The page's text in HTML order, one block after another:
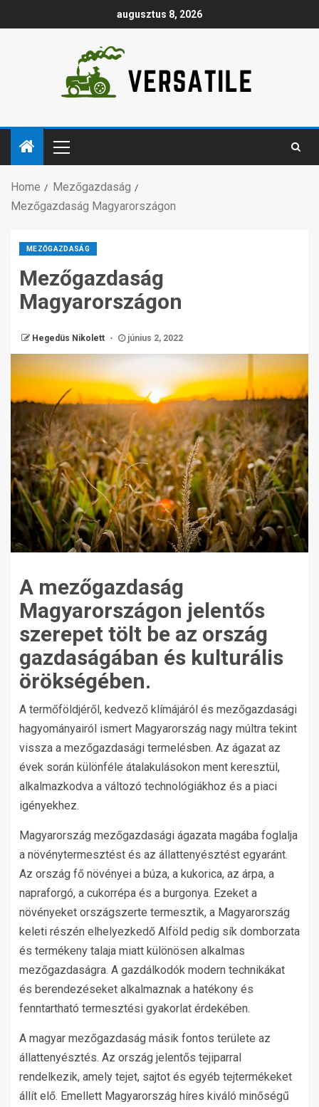
augusztus 8, 2026
Home
Mezőgazdaság
Mezőgazdaság Magyarországon
MEZŐGAZDASÁG
Mezőgazdaság
Magyarországon
Hegedüs Nikolett június 2, 2022
A mezőgazdaság
Magyarországon jelentős
szerepet tölt be az ország
gazdaságában és kulturális
örökségében.
A termőföldjéről, kedvező klímájáról és mezőgazdasági
hagyományairól ismert Magyarország nagy múltra tekint
vissza a mezőgazdasági termelésben. Az ágazat az
évek során különféle átalakulásokon ment keresztül,
alkalmazkodva a változó technológiákhoz és a piaci
igényekhez.
Magyarország mezőgazdasági ágazata magába foglalja
a növénytermesztést és az állattenyésztést egyaránt.
Az ország fő növényei a búza, a kukorica, az árpa, a
napraforgó, a cukorrépa és a burgonya. Ezeket a
növényeket országszerte termesztik, a Magyarország
keleti részén elhelyezkedő Alföld pedig sík domborzata
és termékeny talaja miatt különösen alkalmas
mezőgazdaságra. A gazdálkodók modern technikákat
és berendezéseket alkalmaznak a hatékony és
fenntartható termesztési gyakorlat érdekében.
A magyar mezőgazdaság másik fontos területe az
állattenyésztés. Az ország jelentős tejiparral
rendelkezik, amely tejet, sajtot és egyéb tejtermékeket
állít elő. Emellett Magyarország híres kiváló minőségű